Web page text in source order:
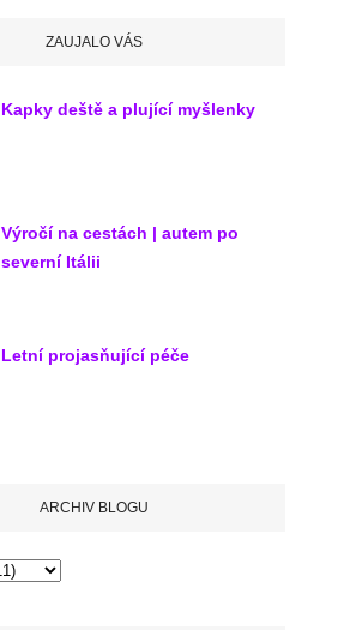
ZAUJALO VÁS
Kapky deště a plující myšlenky
Výročí na cestách | autem po
severní Itálii
Letní projasňující péče
ARCHIV BLOGU